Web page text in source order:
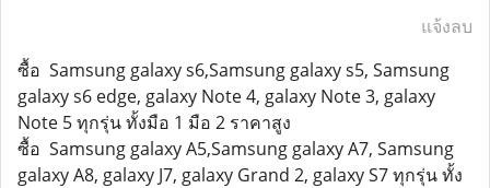
แจ้งลบ
ซื้อ Samsung galaxy s6,Samsung galaxy s5, Samsung
galaxy s6 edge, galaxy Note 4, galaxy Note 3, galaxy
Note 5 ทุกรุ่น ทั้งมือ 1 มือ 2 ราคาสูง
ซื้อ Samsung galaxy A5,Samsung galaxy A7, Samsung
galaxy A8, galaxy J7, galaxy Grand 2, galaxy S7 ทุกรุ่น ทั้ง